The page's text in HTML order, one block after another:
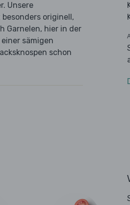
Unsere
originell,
Garnelen, hier in der
sämigen
schon